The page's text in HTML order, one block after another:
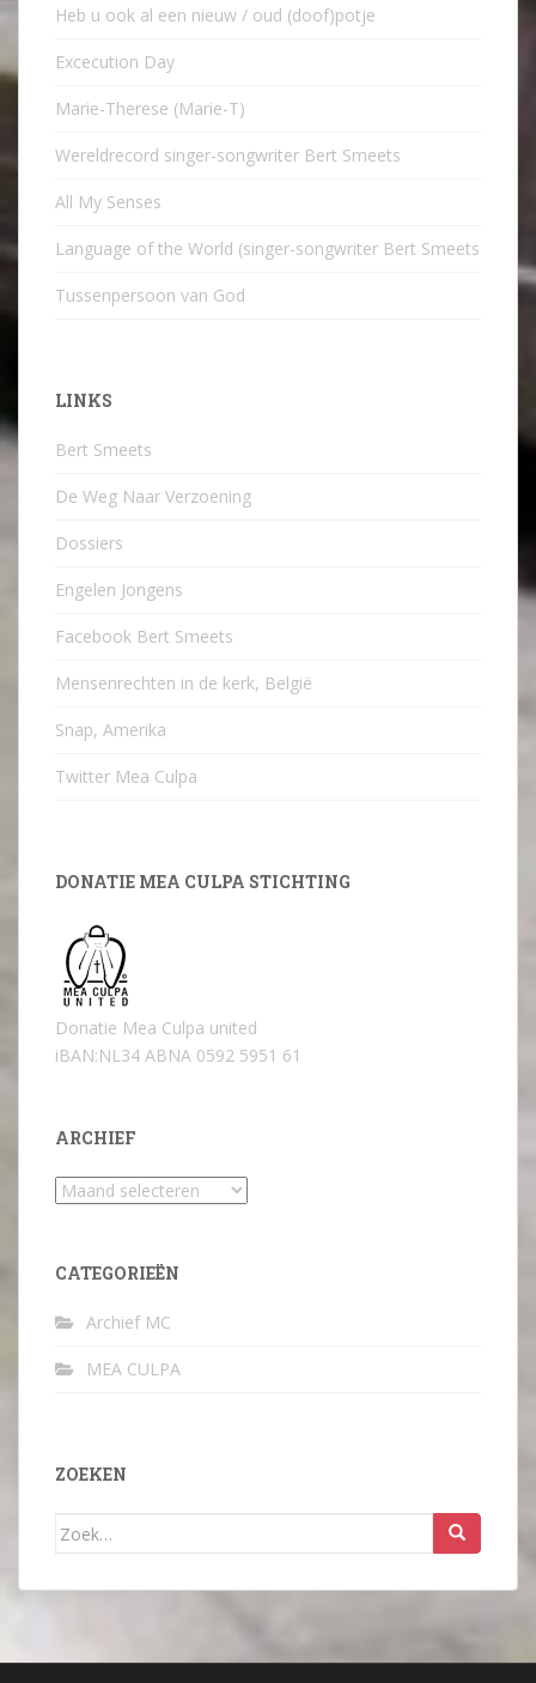
Heb u ook al een nieuw / oud (doof)potje
Excecution Day
Marie-Therese (Marie-T)
Wereldrecord singer-songwriter Bert Smeets
All My Senses
Language of the World (singer-songwriter Bert Smeets
Tussenpersoon van God
LINKS
Bert Smeets
De Weg Naar Verzoening
Dossiers
Engelen Jongens
Facebook Bert Smeets
Mensenrechten in de kerk, België
Snap, Amerika
Twitter Mea Culpa
DONATIE MEA CULPA STICHTING
Donatie Mea Culpa united
iBAN:NL34 ABNA 0592 5951 61
ARCHIEF
Archief
CATEGORIEËN
Archief MC
MEA CULPA
ZOEKEN
Zoek